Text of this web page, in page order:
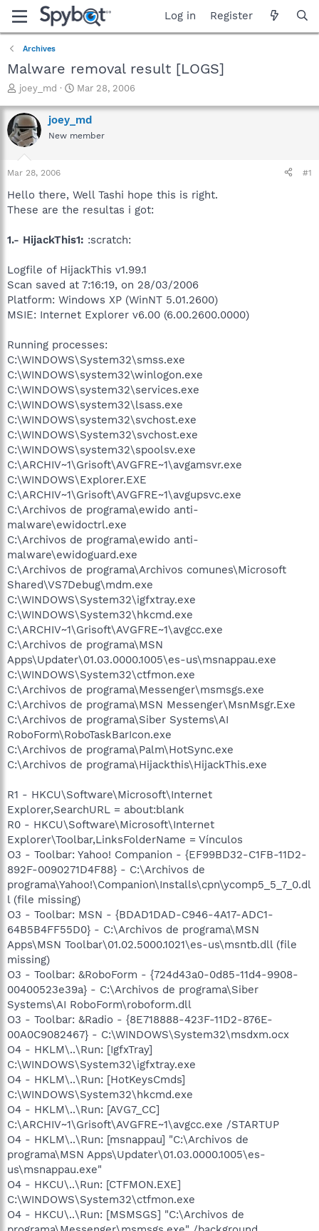
Log in Register
Archives
Malware removal result [LOGS]
T
r
e
a
t
a
t
joey_md
S
a
r
t
e
Mar 28, 2006
joey_md
New member
Mar 28, 2006 #1
Hello there, Well Tashi hope this is right.
These are the resultas i got:
1.- HijackThis1: :scratch:
Logfile of HijackThis v1.99.1
Scan saved at 7:16:19, on 28/03/2006
Platform: Windows XP (WinNT 5.01.2600)
MSIE: Internet Explorer v6.00 (6.00.2600.0000)
Running processes:
C:\WINDOWS\System32\smss.exe
C:\WINDOWS\system32\winlogon.exe
C:\WINDOWS\system32\services.exe
C:\WINDOWS\system32\lsass.exe
C:\WINDOWS\system32\svchost.exe
C:\WINDOWS\System32\svchost.exe
C:\WINDOWS\system32\spoolsv.exe
C:\ARCHIV~1\Grisoft\AVGFRE~1\avgamsvr.exe
C:\WINDOWS\Explorer.EXE
C:\ARCHIV~1\Grisoft\AVGFRE~1\avgupsvc.exe
C:\Archivos de programa\ewido anti-
malware\ewidoctrl.exe
C:\Archivos de programa\ewido anti-
malware\ewidoguard.exe
C:\Archivos de programa\Archivos comunes\Microsoft
Shared\VS7Debug\mdm.exe
C:\WINDOWS\System32\igfxtray.exe
C:\WINDOWS\System32\hkcmd.exe
C:\ARCHIV~1\Grisoft\AVGFRE~1\avgcc.exe
C:\Archivos de programa\MSN
Apps\Updater\01.03.0000.1005\es-us\msnappau.exe
C:\WINDOWS\System32\ctfmon.exe
C:\Archivos de programa\Messenger\msmsgs.exe
C:\Archivos de programa\MSN Messenger\MsnMsgr.Exe
C:\Archivos de programa\Siber Systems\AI
RoboForm\RoboTaskBarIcon.exe
C:\Archivos de programa\Palm\HotSync.exe
C:\Archivos de programa\Hijackthis\HijackThis.exe
R1 - HKCU\Software\Microsoft\Internet
Explorer,SearchURL = about:blank
R0 - HKCU\Software\Microsoft\Internet
Explorer\Toolbar,LinksFolderName = Vínculos
O3 - Toolbar: Yahoo! Companion - {EF99BD32-C1FB-11D2-
892F-0090271D4F88} - C:\Archivos de
programa\Yahoo!\Companion\Installs\cpn\ycomp5_5_7_0.dl
l (file missing)
O3 - Toolbar: MSN - {BDAD1DAD-C946-4A17-ADC1-
64B5B4FF55D0} - C:\Archivos de programa\MSN
Apps\MSN Toolbar\01.02.5000.1021\es-us\msntb.dll (file
missing)
O3 - Toolbar: &RoboForm - {724d43a0-0d85-11d4-9908-
00400523e39a} - C:\Archivos de programa\Siber
Systems\AI RoboForm\roboform.dll
O3 - Toolbar: &Radio - {8E718888-423F-11D2-876E-
00A0C9082467} - C:\WINDOWS\System32\msdxm.ocx
O4 - HKLM\..\Run: [IgfxTray]
C:\WINDOWS\System32\igfxtray.exe
O4 - HKLM\..\Run: [HotKeysCmds]
C:\WINDOWS\System32\hkcmd.exe
O4 - HKLM\..\Run: [AVG7_CC]
C:\ARCHIV~1\Grisoft\AVGFRE~1\avgcc.exe /STARTUP
O4 - HKLM\..\Run: [msnappau] "C:\Archivos de
programa\MSN Apps\Updater\01.03.0000.1005\es-
us\msnappau.exe"
O4 - HKCU\..\Run: [CTFMON.EXE]
C:\WINDOWS\System32\ctfmon.exe
O4 - HKCU\..\Run: [MSMSGS] "C:\Archivos de